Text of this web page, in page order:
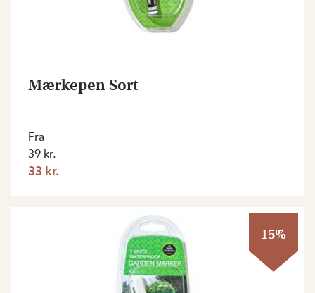
Mærkepen Sort
Fra
39 kr.
33 kr.
15%